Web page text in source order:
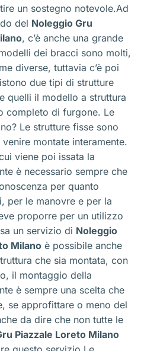
un sostegno notevole.Ad
del Noleggio Gru
, c’è anche una grande
dei bracci sono molti,
diverse, tuttavia c’è poi
due tipi di strutture
quelli il modello a struttura
completo di furgone. Le
Le strutture fisse sono
montate interamente.
viene poi issata la
è necessario sempre che
per quanto
per le manovre e per la
proporre per un utilizzo
un servizio di Noleggio
Milano è possibile anche
che sia montata, con
il montaggio della
è sempre una scelta che
se approfittare o meno del
da dire che non tutte le
Piazzale Loreto Milano